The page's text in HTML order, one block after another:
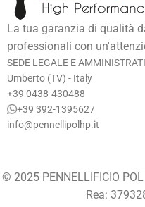
La tua garanzia di qualità
professionali con
SEDE LEGALE E
Umberto (TV) - Italy
+39 0438-430488
+39 392-1395627
info@pennellipolhp.it
© 2025 PENNELLIFICIO
Rea: